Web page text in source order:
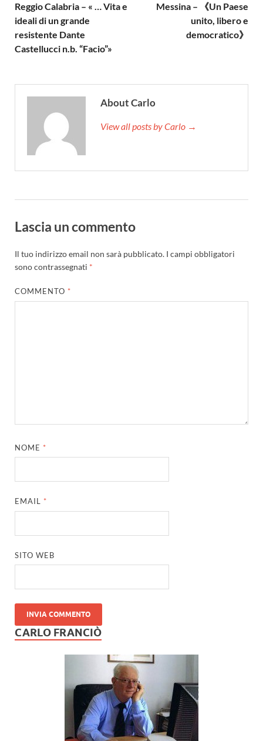
Reggio Calabria – « … Vita e
ideali di un grande
resistente Dante
Castellucci n.b. “Facio”»
Messina – 《Un Paese
unito, libero e
democratico》
About Carlo
View all posts by Carlo →
Lascia un commento
Il tuo indirizzo email non sarà pubblicato. I campi obbligatori
sono contrassegnati *
COMMENTO *
NOME *
EMAIL *
SITO WEB
CARLO FRANCIÒ